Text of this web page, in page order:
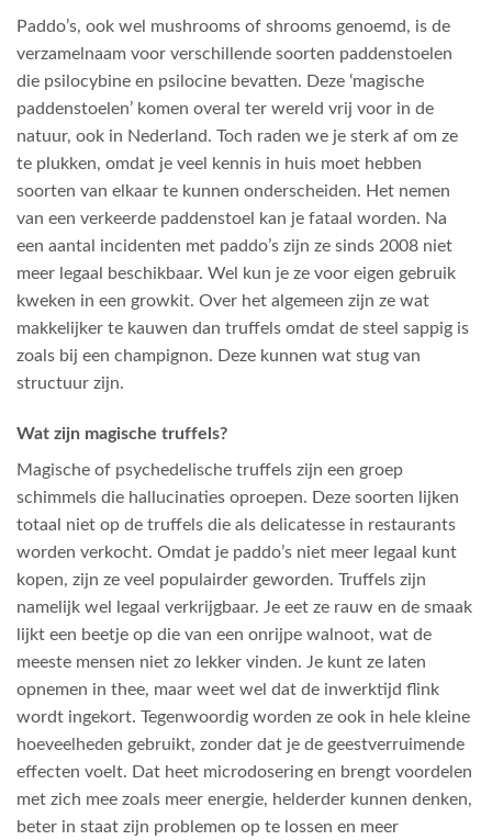
Paddo’s, ook wel mushrooms of shrooms genoemd, is de
verzamelnaam voor verschillende soorten paddenstoelen
die psilocybine en psilocine bevatten. Deze ‘magische
paddenstoelen’ komen overal ter wereld vrij voor in de
natuur, ook in Nederland. Toch raden we je sterk af om ze
te plukken, omdat je veel kennis in huis moet hebben
soorten van elkaar te kunnen onderscheiden. Het nemen
van een verkeerde paddenstoel kan je fataal worden. Na
een aantal incidenten met paddo’s zijn ze sinds 2008 niet
meer legaal beschikbaar. Wel kun je ze voor eigen gebruik
kweken in een growkit. Over het algemeen zijn ze wat
makkelijker te kauwen dan truffels omdat de steel sappig is
zoals bij een champignon. Deze kunnen wat stug van
structuur zijn.
Wat zijn magische truffels?
Magische of psychedelische truffels zijn een groep
schimmels die hallucinaties oproepen. Deze soorten lijken
totaal niet op de truffels die als delicatesse in restaurants
worden verkocht. Omdat je paddo’s niet meer legaal kunt
kopen, zijn ze veel populairder geworden. Truffels zijn
namelijk wel legaal verkrijgbaar. Je eet ze rauw en de smaak
lijkt een beetje op die van een onrijpe walnoot, wat de
meeste mensen niet zo lekker vinden. Je kunt ze laten
opnemen in thee, maar weet wel dat de inwerktijd flink
wordt ingekort. Tegenwoordig worden ze ook in hele kleine
hoeveelheden gebruikt, zonder dat je de geestverruimende
effecten voelt. Dat heet microdosering en brengt voordelen
met zich mee zoals meer energie, helderder kunnen denken,
beter in staat zijn problemen op te lossen en meer